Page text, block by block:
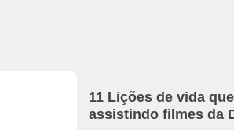
11 Lições de vida
assistindo filmes da